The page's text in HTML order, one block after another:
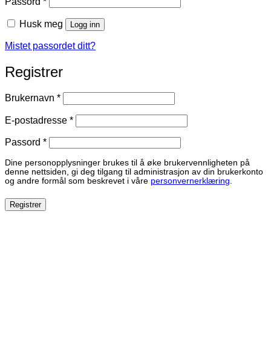
Husk meg Logg inn
Mistet passordet ditt?
Registrer
Brukernavn *Påkrevd
E-postadresse *Påkrevd
Passord *Påkrevd
Dine personopplysninger brukes til å øke brukervennligheten på
denne nettsiden, gi deg tilgang til administrasjon av din brukerkonto
og andre formål som beskrevet i våre personvernerklæring.
Registrer